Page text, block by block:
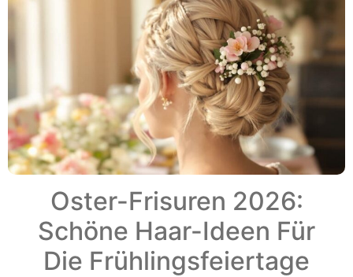
Oster-Frisuren 2026:
Schöne Haar-Ideen Für
Die Frühlingsfeiertage